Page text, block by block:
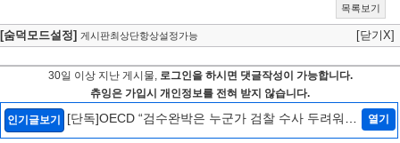
목록보기
[숨덕모드설정] 게시판최상단항상설정가능 [닫기X]
30일 이상 지난 게시물, 로그인을 하시면 댓글작성이 가능합니다.
츄잉은 가입시 개인정보를 전혀 받지 않습니다.
인기글보기
[단독]OECD “검수완박은 누군가 검찰 수사 두려워하
는 것…韓정부에 엄중 경고안 낼 수도”[인터뷰/법조
열기